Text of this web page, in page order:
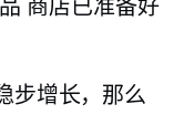
商店已准备好
步增长，那么